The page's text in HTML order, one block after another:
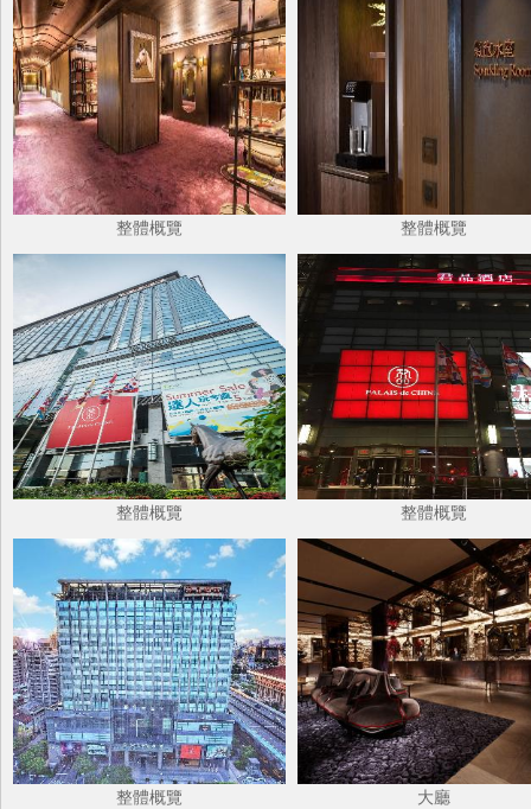
整體概覽 整體概覽
整體概覽 整體概覽
整體概覽 大廳